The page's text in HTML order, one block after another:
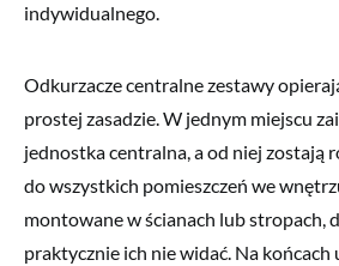
indywidualnego.
Odkurzacze centralne zestawy
prostej zasadzie. W jednym miejscu
jednostka centralna, a od niej zostają
do wszystkich pomieszczeń we
montowane w ścianach lub stropach,
praktycznie ich nie widać. Na końcach